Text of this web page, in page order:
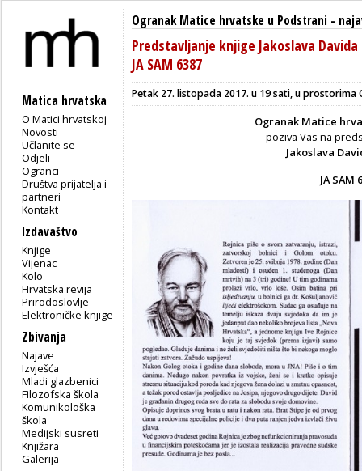
Matica hrvatska
O Matici hrvatskoj
Novosti
Učlanite se
Odjeli
Ogranci
Društva prijatelja i
partneri
Kontakt
Izdavaštvo
Knjige
Vijenac
Kolo
Hrvatska revija
Prirodoslovlje
Elektroničke knjige
Zbivanja
Najave
Izvješća
Mladi glazbenici
Filozofska škola
Komunikološka
škola
Medijski susreti
Knjižara
Galerija
Ogranak Matice hrvatske u Podstrani -
Predstavljanje knjige Jakoslava Davida
JA SAM 6387
Petak 27. listopada 2017. u 19 sati, u
Ogranak Matice
poziva Vas na
Jakoslava
JA SAM